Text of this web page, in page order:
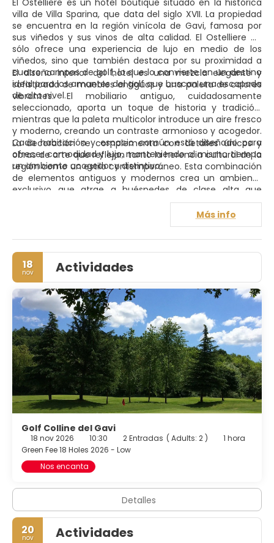
El Ostelliere es un hotel boutique situado en la histórica
villa de Villa Sparina, que data del siglo XVII. La propiedad
se encuentra en la región vinícola de Gavi, famosa por
sus viñedos y sus vinos de alta calidad. El Ostelliere no
sólo ofrece una experiencia de lujo en medio de los
viñedos, sino que también destaca por su proximidad a
cuatro campos de golf, lo que lo convierte en un destino
ideal para los amantes del golf que buscan una escapada
de alto nivel.
El diseño interior del hotel es una mezcla elegante y
sofisticada de muebles antiguos y una paleta de colores
vibrantes. El mobiliario antiguo, cuidadosamente
seleccionado, aporta un toque de historia y tradición,
mientras que la paleta multicolor introduce un aire fresco
y moderno, creando un contraste armonioso y acogedor.
Cada habitación y espacio común está diseñado para
ofrecer comodidad y lujo, manteniendo al mismo tiempo
un ambiente acogedor y distintivo.
La decoración se complementa con detalles únicos y
obras de arte que reflejan tanto la herencia cultural de la
región como un estilo contemporáneo. Esta combinación
de elementos antiguos y modernos crea un ambiente
exclusivo que atrae a huéspedes de clase alta que
buscan una experiencia única y memorable en un
Más info
18
nov Actividades
Golf Colline del Gavi
18 nov 2026 10:30 2 Entradas ( Adults: 2 )
1 hora
Green Fee 18 Holes 2026 - Low
Nos encanta
Detalles
20
nov Actividades